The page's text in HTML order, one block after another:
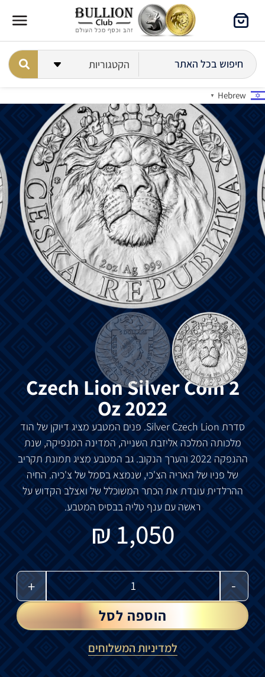
Hebrew
▼
Czech Lion Silver Coin 2
Oz 2022
סדרת Silver Czech Lion. פנים המטבע מציג דיוקן של הוד
מלכותה המלכה אליזבת השנייה, המדינה המנפיקה, שנת
ההנפקה 2022 והערך הנקוב. גב המטבע מציג תמונת תקריב
של פניו של האריה הצ'כי, שנמצא בסמל של צ'כיה. החיה
ההרלדית עונדת את הכתר המשוכלל של ואצלב הקדוש על
ראשה עם ענף טליה בבסיס המטבע.
1,050
₪
-
+
הוספה לסל
למדיניות המשלוחים